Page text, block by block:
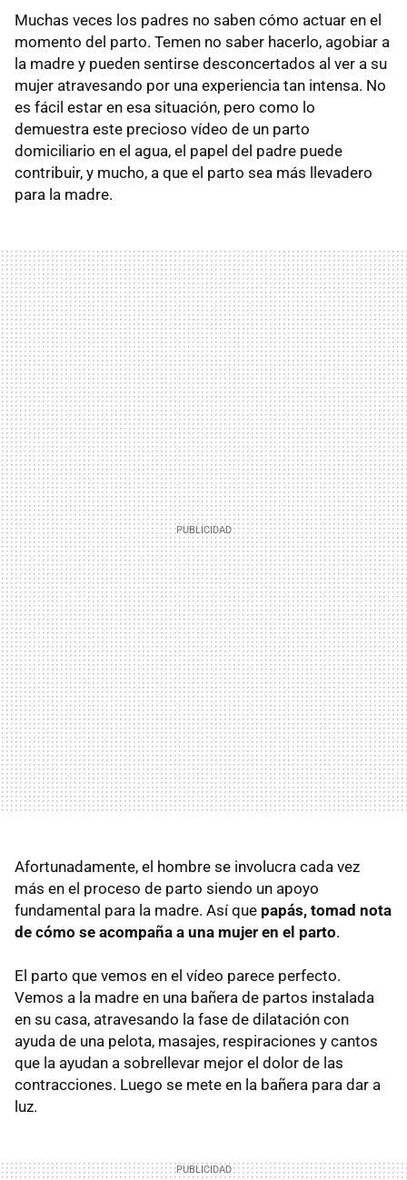
Muchas veces los padres no saben cómo actuar en el
momento del parto. Temen no saber hacerlo, agobiar a
la madre y pueden sentirse desconcertados al ver a su
mujer atravesando por una experiencia tan intensa. No
es fácil estar en esa situación, pero como lo
demuestra este precioso vídeo de un parto
domiciliario en el agua, el papel del padre puede
contribuir, y mucho, a que el parto sea más llevadero
para la madre.
Afortunadamente, el hombre se involucra cada vez
más en el proceso de parto siendo un apoyo
fundamental para la madre. Así que papás, tomad nota
de cómo se acompaña a una mujer en el parto.
El parto que vemos en el vídeo parece perfecto.
Vemos a la madre en una bañera de partos instalada
en su casa, atravesando la fase de dilatación con
ayuda de una pelota, masajes, respiraciones y cantos
que la ayudan a sobrellevar mejor el dolor de las
contracciones. Luego se mete en la bañera para dar a
luz.